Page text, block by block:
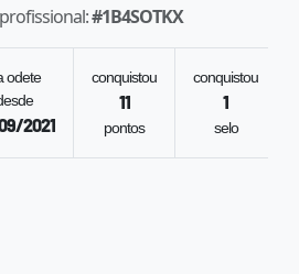
#1B4SOTKX
odete
2021
conquistou
11
pontos
conquistou
1
selo